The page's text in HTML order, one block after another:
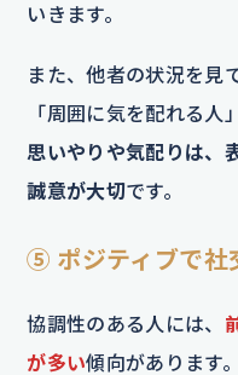
いきます。
また、他者の状況を見
「周囲に気を配れる人
思いやりや気配りは、
誠意が大切です。
⑤ ポジティブで社
協調性のある人には、
が多い傾向があります。